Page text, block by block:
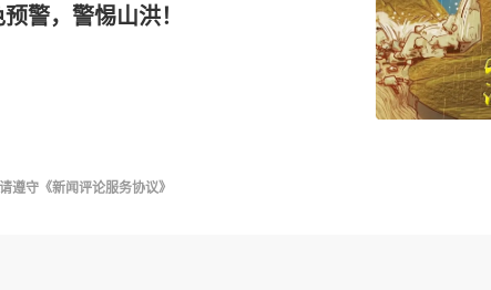
警，警惕山洪！
遵守 《新闻评论服务协议》